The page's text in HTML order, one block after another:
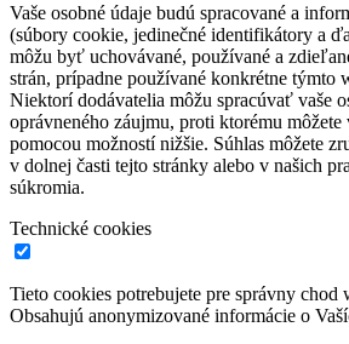
Vaše osobné údaje budú spracované a
(súbory cookie, jedinečné identifikátory a
môžu byť uchovávané, používané a
strán, prípadne používané konkrétne týmto
Niektorí dodávatelia môžu spracúvať vaše
oprávneného záujmu, proti ktorému
pomocou možností nižšie. Súhlas môžete
v dolnej časti tejto stránky alebo v našich
súkromia.
Technické cookies
Tieto cookies potrebujete pre správny chod
Obsahujú anonymizované informácie o